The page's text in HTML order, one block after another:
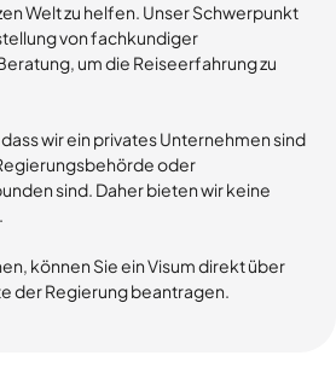
Welt zu helfen. Unser Schwerpunkt
von fachkundiger
um die Reiseerfahrung zu
wir ein privates Unternehmen sind
oder
sind. Daher bieten wir keine
können Sie ein Visum direkt über
der Regierung beantragen.